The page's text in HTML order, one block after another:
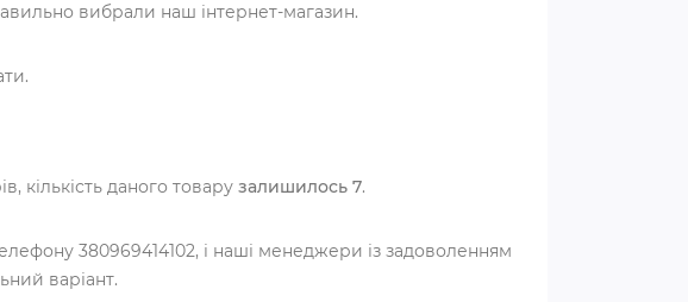
вибрали наш інтернет-магазин.
кількість даного товару залишилось 7.
380969414102, і наші менеджери із задоволенням
варіант.